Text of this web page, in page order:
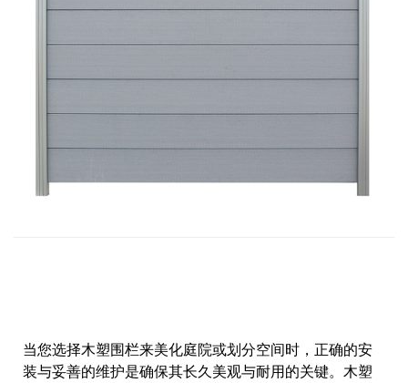
当您选择木塑围栏来美化庭院或划分空间时，正确的安
装与妥善的维护是确保其长久美观与耐用的关键。木塑